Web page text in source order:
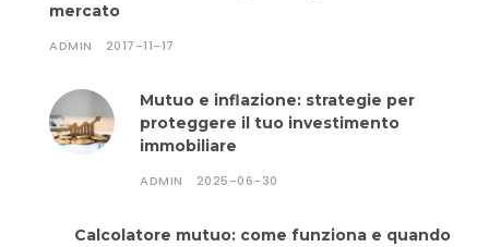
mercato
ADMIN 2017-11-17
Mutuo e inflazione: strategie per
proteggere il tuo investimento
immobiliare
ADMIN 2025-06-30
Calcolatore mutuo: come funziona e quando